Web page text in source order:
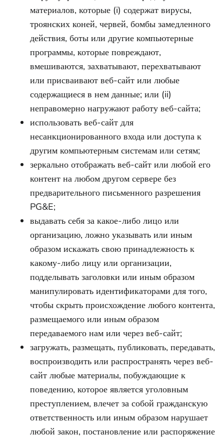
материалов, которые (i) содержат вирусы,
троянских коней, червей, бомбы замедленного
действия, боты или другие компьютерные
программы, которые повреждают,
вмешиваются, захватывают, перехватывают
или присваивают веб-сайт или любые
содержащиеся в нем данные; или (ii)
неправомерно нагружают работу веб-сайта;
использовать веб-сайт для
несанкционированного входа или доступа к
другим компьютерным системам или сетям;
зеркально отображать веб-сайт или любой его
контент на любом другом сервере без
предварительного письменного разрешения
PG&E;
выдавать себя за какое-либо лицо или
организацию, ложно указывать или иным
образом искажать свою принадлежность к
какому-либо лицу или организации,
подделывать заголовки или иным образом
манипулировать идентификаторами для того,
чтобы скрыть происхождение любого контента,
размещаемого или иным образом
передаваемого нам или через веб-сайт;
загружать, размещать, публиковать, передавать,
воспроизводить или распространять через веб-
сайт любые материалы, побуждающие к
поведению, которое является уголовным
преступлением, влечет за собой гражданскую
ответственность или иным образом нарушает
любой закон, постановление или распоряжение